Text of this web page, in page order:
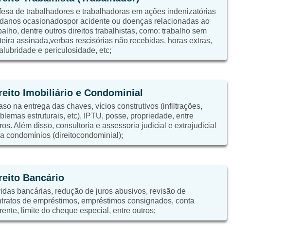
de trabalhadores e trabalhadoras em ações indenizatórias
ocasionadospor acidente ou doenças relacionadas ao
dentre outros direitos trabalhistas, como: trabalho sem
assinada,verbas rescisórias não recebidas, horas extras,
e periculosidade, etc;
Imobiliário e Condominial
na entrega das chaves, vícios construtivos (infiltrações,
estruturais, etc), IPTU, posse, propriedade, entre
Além disso, consultoria e assessoria judicial e extrajudicial
condomínios (direitocondominial);
Bancário
bancárias, redução de juros abusivos, revisão de
de empréstimos, empréstimos consignados, conta
limite do cheque especial, entre outros;